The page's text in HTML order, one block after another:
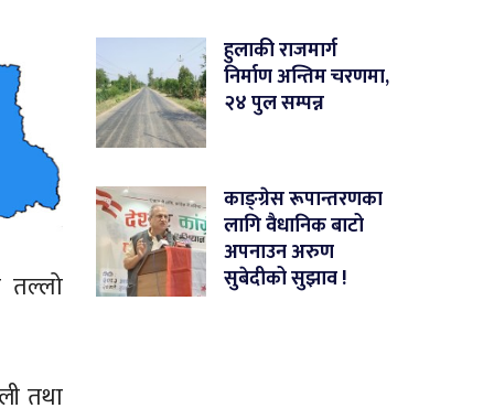
तल्लो
तथा
हुलाकी राजमार्ग
निर्माण अन्तिम चरणमा,
२४ पुल सम्पन्न
काङ्ग्रेस रूपान्तरणका
लागि वैधानिक बाटो
अपनाउन अरुण
सुबेदीको सुझाव !